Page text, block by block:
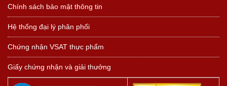
Chính sách bảo mật thông tin
Hệ thống đại lý phân phối
Chứng nhận VSAT thực phẩm
Giấy chứng nhận và giải thưởng